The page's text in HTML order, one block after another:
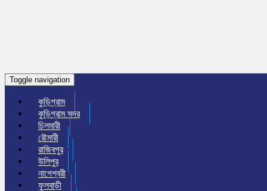
Toggle navigation
কুড়িগ্রাম
কুড়িগ্রাম সদর
চিলমারী
রৌমারী
রাজিবপুর
উলিপুর
নাগেশ্বরী
ফুলবাড়ী